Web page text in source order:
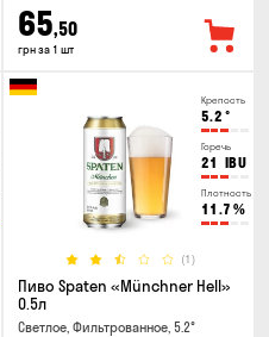
65,50
грн за 1 шт
Крепость
5.2 °
Горечь
21 IBU
Плотность
11.7 %
(1)
Пиво Spaten «Münchner Hell»
0.5л
Светлое, Фильтрованное, 5.2°